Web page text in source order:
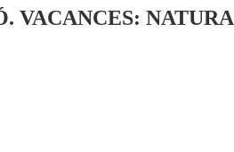
VACANCES: NATURA